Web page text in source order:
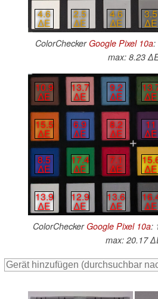
4.6
∆E
2.5
∆E
4.6
∆E
3.5
∆E
ColorChecker Google Pixel 10a:
max: 8.23
10.9
∆E
13.7
∆E
9.2
∆E ∆E
15.5
∆E
6.9
∆E
8.2
∆E
11
∆E
8.5
∆E
17.4
∆E
7.1
∆E ∆E
13.9
∆E
12.9
∆E
13.6
∆E ∆E
ColorChecker Google Pixel 10a:
max: 20.17